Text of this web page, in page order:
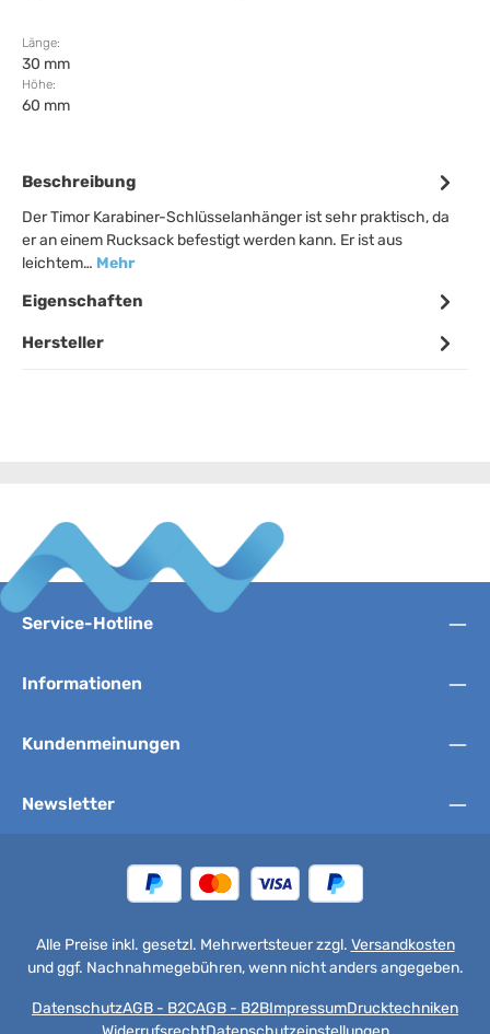
Länge:
30 mm
Höhe:
60 mm
Beschreibung
Der Timor Karabiner-Schlüsselanhänger ist sehr praktisch, da
er an einem Rucksack befestigt werden kann. Er ist aus
leichtem… Mehr
Eigenschaften
Hersteller
Service-Hotline
Informationen
Kundenmeinungen
Newsletter
Alle Preise inkl. gesetzl. Mehrwertsteuer zzgl. Versandkosten
und ggf. Nachnahmegebühren, wenn nicht anders angegeben.
DatenschutzAGB - B2CAGB - B2BImpressumDrucktechniken